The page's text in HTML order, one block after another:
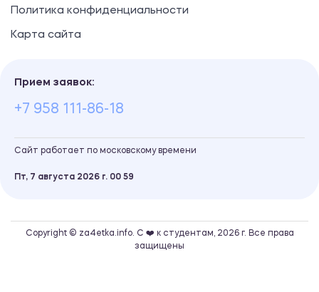
Политика конфиденциальности
Карта сайта
Прием заявок:
+7 958 111-86-18
Сайт работает по московскому времени
Пт, 7 августа 2026 г. 00 59
Copyright © za4etka.info. С ❤️ к студентам, 2026 г. Все права
защищены